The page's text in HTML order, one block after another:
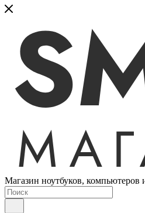
Магазин ноутбуков, компьютеров